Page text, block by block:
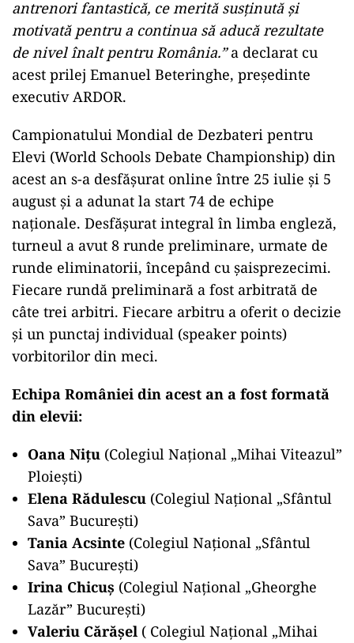
antrenori fantastică, ce merită susținută și
motivată pentru a continua să aducă rezultate
de nivel înalt pentru România.”a declarat cu
acest prilej Emanuel Beteringhe, președinte
executiv ARDOR.
Campionatului Mondial de Dezbateri pentru
Elevi (World Schools Debate Championship) din
acest an s-a desfășurat online între 25 iulie și 5
august și a adunat la start 74 de echipe
naționale. Desfășurat integral în limba engleză,
turneul a avut 8 runde preliminare, urmate de
runde eliminatorii, începând cu șaisprezecimi.
Fiecare rundă preliminară a fost arbitrată de
câte trei arbitri. Fiecare arbitru a oferit o decizie
și un punctaj individual (speaker points)
vorbitorilor din meci.
Echipa României din acest an a fost formată
din elevii:
Oana Nițu (Colegiul Național „Mihai Viteazul”
Ploiești)
Elena Rădulescu (Colegiul Național „Sfântul
Sava” București)
Tania Acsinte (Colegiul Național „Sfântul
Sava” București)
Irina Chicuș (Colegiul Național „Gheorghe
Lazăr” București)
Valeriu Cărășel ( Colegiul Național „Mihai